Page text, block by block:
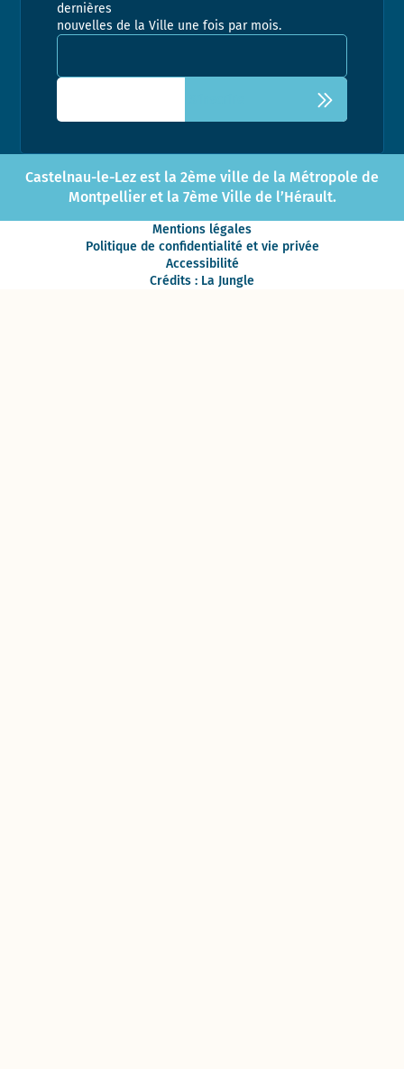
dernières
nouvelles de la Ville une fois par mois.
Adresse email pour la newsletter
Castelnau-le-Lez est la 2ème ville de la Métropole de
Montpellier et la 7ème Ville de l’Hérault.
Mentions légales
Politique de confidentialité et vie privée
Accessibilité
Crédits : La Jungle